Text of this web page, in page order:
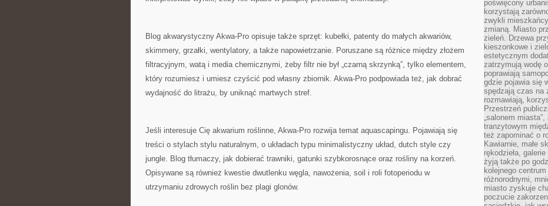
Blog akwarystyczny Akwa-Pro opisuje także sprzęt: kubełki, patenty do małych akwariów,
skimmery, grzałki, wentylatory, a także napowietrzanie. Poruszane są różnice między złożem
filtracyjnym, watą i media chemicznymi, żeby filtr nie był „czarną skrzynką”, tylko elementem,
który rozumiesz i umiesz czyścić pod własny zbiornik. Akwa-Pro podpowiada też, jak dobrać
wydajność do litrażu, by uniknąć martwych stref.
Jeśli interesuje Cię akwarium roślinne, Akwa-Pro rozwija temat aquascapingu. Pojawiają się
treści o stylach stylu naturalnym, o układach typu minimalistyczny układ, dutch style czy
jungle. Blog tłumaczy, jak dobierać trawniki, gatunki szybkorosnące oraz rośliny na korzeń.
Opisywane są również kwestie dwutlenku węgla, nawożenia, soil i roli fotoperiodu w
utrzymaniu zdrowych roślin bez plagi glonów.
poświęcony
korzystają
zwykli
zmianą. Miasto
zieleń. Drzewa
kieszonkowe i
estetycznym
zatrzymują wodę
poprawiają
gdzie pojawia się
spędzają czas na
rozmawiają,
Przestrzeń
„salonem
tranzytowym
też zapominać o
Kawiarnie, małe
rękodzieła,
żyją także po
kolejnego
różnorodnymi,
miasto zyskuje
poczucie